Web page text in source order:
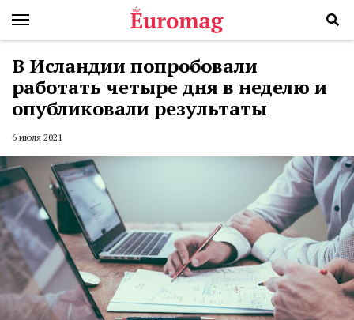
В Исландии попробовали
работать четыре дня в неделю и
опубликовали результаты
6 июля 2021